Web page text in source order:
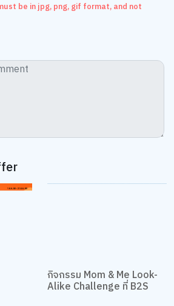
be in jpg, png, gif format, and not
กิจกรรม Mom & Me Look-